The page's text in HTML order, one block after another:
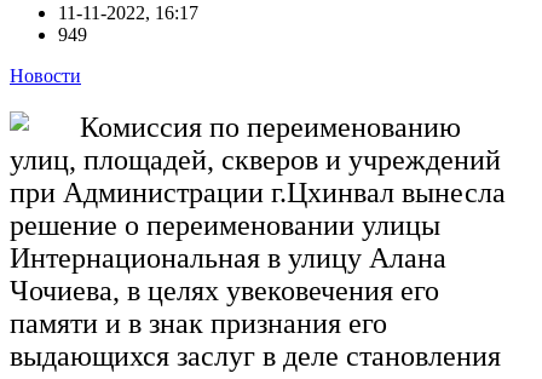
11-11-2022, 16:17
949
Новости
Комиссия по переименованию
улиц, площадей, скверов и учреждений
при Администрации г.Цхинвал вынесла
решение о переименовании улицы
Интернациональная в улицу Алана
Чочиева, в целях увековечения его
памяти и в знак признания его
выдающихся заслуг в деле становления